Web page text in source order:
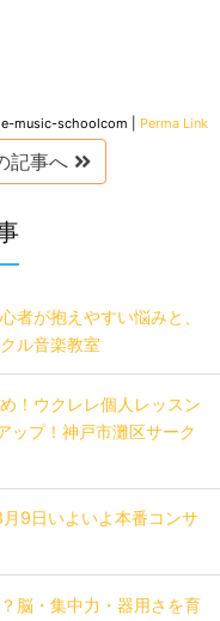
music-schoolcom Perma Link
記事へ
者が抱えやすい悩みと、
ル音楽教室
！ウクレレ個人レッスン
ップ！神戸市灘区サーク
9日いよいよ本番コンサ
脳・集中力・器用さを育